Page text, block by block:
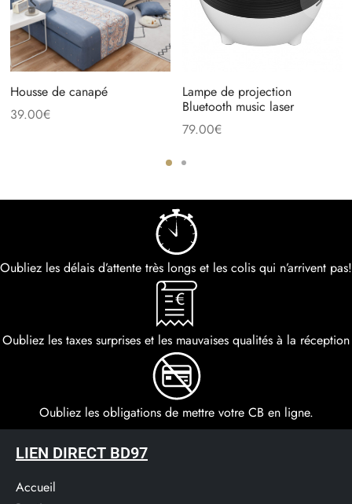
Housse de canapé
39.00€
Lampe de projection
Bluetooth music laser
79.00€
Oubliez les délais d’attente très longs et les colis qui n’arrivent pas!
Oubliez les taxes surprises et les mauvaises qualités à la réception
Oubliez les obligations de mettre votre CB en ligne.
LIEN DIRECT BD97
Accueil